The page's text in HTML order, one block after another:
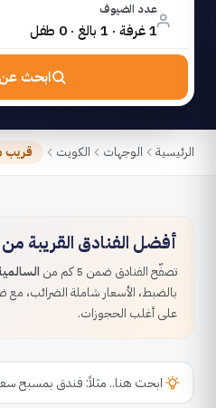
عدد الضيوف
1 غرفة · 1 بالغ · 0 طفل
ابحث
الرئيسية الوجهات الكويت قريب
أفضل الفنادق القريبة
تصفّح الفنادق ضمن 5 كم من
بالضبط، الأسعار شاملة الضرائب،
على أغلب الحجوزات.